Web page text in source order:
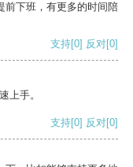
前下班，有更多的时间陪
支持[0] 反对[0]
上手。
支持[0] 反对[0]